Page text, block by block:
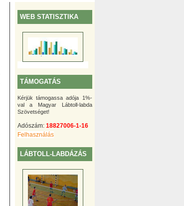
WEB STATISZTIKA
TÁMOGATÁS
Kérjük támogassa adója 1%-
val a Magyar Lábtoll-labda
Szövetséget!
Adószám: 18827006-1-16
Felhasználás
LÁBTOLL-LABDÁZÁS